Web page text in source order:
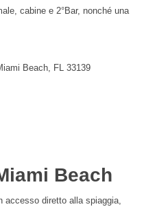
cabine e 2°Bar, nonché una
Beach, FL 33139
Beach
accesso diretto alla spiaggia,